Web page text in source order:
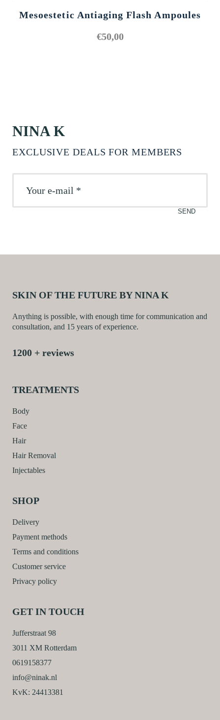
Mesoestetic Antiaging Flash Ampoules
€50,00
NINA K
EXCLUSIVE DEALS FOR MEMBERS
SKIN OF THE FUTURE BY NINA K
Anything is possible, with enough time for communication and
consultation, and 15 years of experience.
1200 + reviews
TREATMENTS
Body
Face
Hair
Hair Removal
Injectables
SHOP
Delivery
Payment methods
Terms and conditions
Customer service
Privacy policy
GET IN TOUCH
Jufferstraat 98
3011 XM Rotterdam
0619158377
info@ninak.nl
KvK: 24413381